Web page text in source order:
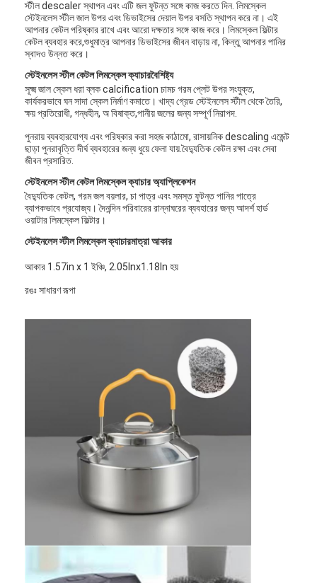
স্টীল descaler স্থাপন এবং এটি জল ফুটন্ত সঙ্গে কাজ করতে দিন. লিমস্কেল
স্টেইনলেস স্টীল জাল উপর এবং ডিভাইসের দেয়াল উপর বসতি স্থাপন করে না। এই
আপনার কেটল পরিষ্কার রাখে এবং আরো দক্ষতার সঙ্গে কাজ করে। লিমস্কেল ফিল্টার
কেটল ব্যবহার করে,শুধুমাত্র আপনার ডিভাইসের জীবন বাড়ায় না, কিন্তু আপনার পানির
স্বাদও উন্নত করে।
স্টেইনলেস স্টীল কেটল লিমস্কেল ক্যাচারবৈশিষ্ট্য
সূক্ষ্ম জাল স্কেল ধরা ব্লক calcification চামচ গরম প্লেট উপর সংযুক্ত,
কার্যকরভাবে ঘন সাদা স্কেল নির্মাণ কমাতে। খাদ্য গ্রেড স্টেইনলেস স্টীল থেকে তৈরি,
ক্ষয় প্রতিরোধী, গন্ধহীন, অ বিষাক্ত,পানীয় জলের জন্য সম্পূর্ণ নিরাপদ.
পুনরায় ব্যবহারযোগ্য এবং পরিষ্কার করা সহজ কাঠামো, রাসায়নিক descaling এজেন্ট
ছাড়া পুনরাবৃত্তি দীর্ঘ ব্যবহারের জন্য ধুয়ে ফেলা যায়.বৈদ্যুতিক কেটল রক্ষা এবং সেবা
জীবন প্রসারিত.
স্টেইনলেস স্টীল কেটল লিমস্কেল ক্যাচার অ্যাপ্লিকেশন
বৈদ্যুতিক কেটল, গরম জল বয়লার, চা পাত্র এবং সমস্ত ফুটন্ত পানির পাত্রে
ব্যাপকভাবে প্রযোজ্য। দৈনন্দিন পরিবারের রান্নাঘরের ব্যবহারের জন্য আদর্শ হার্ড
ওয়াটার লিমস্কেল ফিল্টার।
স্টেইনলেস স্টীল লিমস্কেল ক্যাচারমাত্রা আকার
আকার 1.57in x 1 ইঞ্চি, 2.05Inx1.18In হয়
রঙঃ সাধারণ রূপা